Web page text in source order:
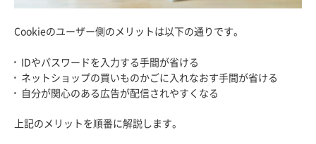
Cookieのユーザー側のメリットは以下の通りです。
IDやパスワードを入力する手間が省ける
ネットショップの買いものかごに入れなおす手間が省ける
自分が関心のある広告が配信されやすくなる
上記のメリットを順番に解説します。